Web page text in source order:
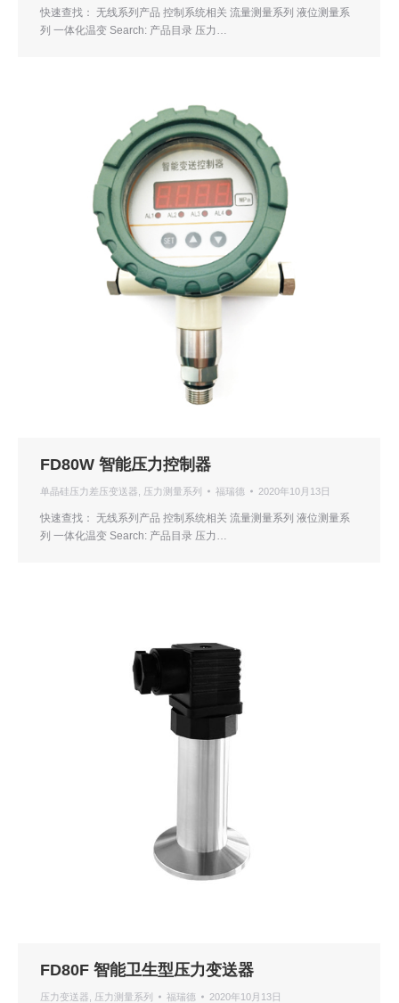
快速查找： 无线系列产品 控制系统相关 流量测量系列 液位测量系
列 一体化温变 Search: 产品目录 压力…
FD80W 智能压力控制器
单晶硅压力差压变送器 压力测量系列 福瑞德 2020年10月13日
快速查找： 无线系列产品 控制系统相关 流量测量系列 液位测量系
列 一体化温变 Search: 产品目录 压力…
FD80F 智能卫生型压力变送器
压力变送器 压力测量系列 福瑞德 2020年10月13日